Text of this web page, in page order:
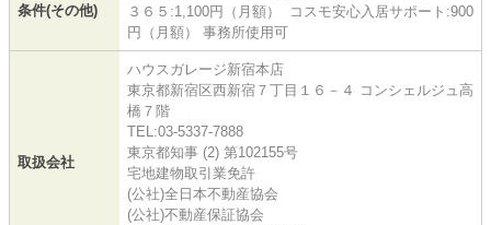
条件(その他)
３６５:1,100円（月額） コスモ安心入居サポート:900
円（月額） 事務所使用可
取扱会社
ハウスガレージ新宿本店
東京都新宿区西新宿７丁目１６－４ コンシェルジュ高
橋７階
TEL:03-5337-7888
東京都知事 (2) 第102155号
宅地建物取引業免許
(公社)全日本不動産協会
(公社)不動産保証協会